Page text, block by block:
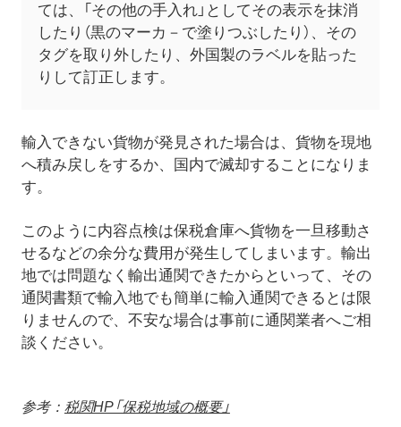
ては、「その他の手入れ」としてその表示を抹消
したり（黒のマーカ－で塗りつぶしたり）、その
タグを取り外したり、外国製のラベルを貼った
りして訂正します。
輸入できない貨物が発見された場合は、貨物を現地
へ積み戻しをするか、国内で滅却することになりま
す。
このように内容点検は保税倉庫へ貨物を一旦移動さ
せるなどの余分な費用が発生してしまいます。輸出
地では問題なく輸出通関できたからといって、その
通関書類で輸入地でも簡単に輸入通関できるとは限
りませんので、不安な場合は事前に通関業者へご相
談ください。
参考： 税関HP「保税地域の概要」